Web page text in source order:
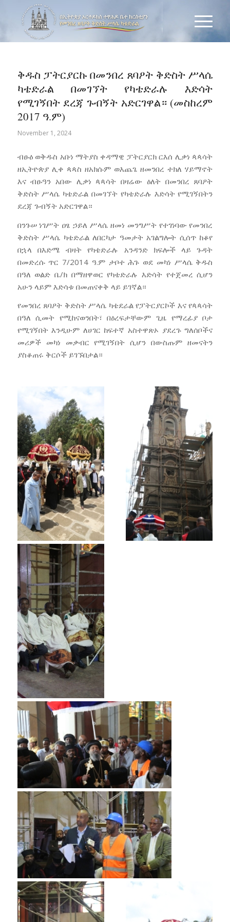
ቅዱስ ፓትርያርኩ በመንበረ ጸባዖት ቅድስት ሥላሴ
ካቴድራል በመገኘት የካቴድራሉ እድሳት
የሚገኝበት ደረጃ ጉብኝት አድርገዋል። (መስከረም
2017 ዓ.ም)
November 1, 2024
ብፁዕ ወቅዱስ አቡነ ማትያስ ቀዳማዊ ፓትርያርክ ርእሰ ሊቃነ ጳጳሳት
ዘኢትዮጵያ ሊቀ ጳጳስ ዘአክሱም ወእጨጌ ዘመንበረ ተክለ ሃይማኖት
እና ብፁዓን አበው ሊቃነ ጳጳሳት በዛሬው ዕለት በመንበረ ጸባዖት
ቅድስት ሥላሴ ካቴድራል በመገኘት የካቴድራሉ እድሳት የሚገኝበትን
ደረጃ ጉብኝት አድርገዋል።
በንጉሠ ነገሥት ዐፄ ኃይለ ሥላሴ ዘመነ መንግሥት የተገነባው የመንበረ
ቅድስት ሥላሴ ካቴድራል ለበርካታ ዓመታት አገልግሎት ሲሰጥ ከቆየ
በኋላ በእድሜ ብዛት የካቴድራሉ አንዳንድ ክፍሎች ላይ ጉዳት
በመድረሱ ጥር 7/2014 ዓ.ም ታቦተ ሕጉ ወደ መካነ ሥላሴ ቅዱስ
በዓለ ወልድ ቤ/ክ በማዘዋወር የካቴድራሉ እድሳት የተጀመረ ሲሆን
አሁን ላይም እድሳቱ በመጠናቀቅ ላይ ይገኛል።
የመንበረ ጸባዖት ቅድስት ሥላሴ ካቴደራል የፓትርያርኮች እና የጳጳሳት
በዓለ ሲመት የሚከናወንበት፣ በዕረፍታቸውም ጊዜ የማረፊያ ቦታ
የሚገኝበት እንዲሁም ለሀገር ከፍተኛ አስተዋጽኦ ያደረጉ ግለሰቦችና
መሪዎች መካነ መቃብር የሚገኝበት ሲሆን በውስጡም ዘመናትን
ያስቆጠሩ ቅርሶች ይገኙበታል።